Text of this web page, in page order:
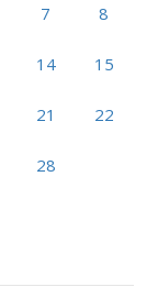
7 8
14 15
21 22
28